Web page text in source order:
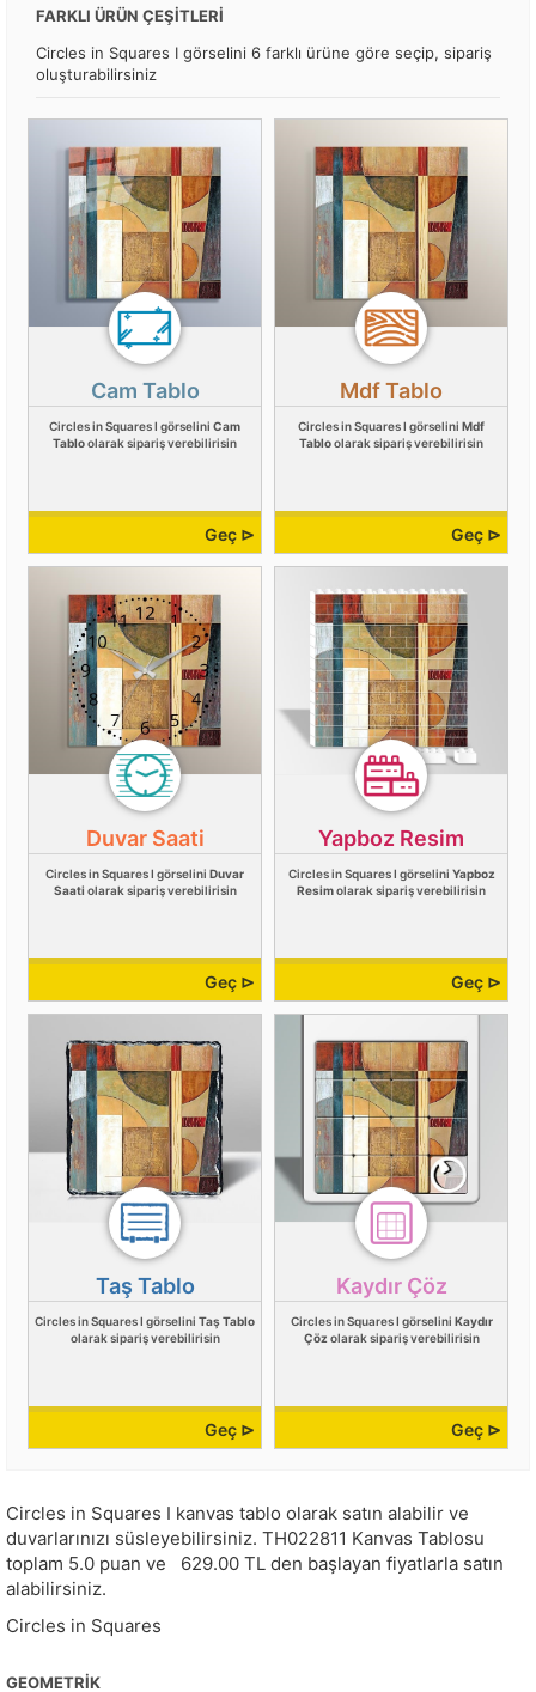
FARKLI ÜRÜN ÇEŞİTLERİ
Circles in Squares I görselini 6 farklı ürüne göre seçip, sipariş
oluşturabilirsiniz
Cam Tablo
Circles in Squares I görselini Cam
Tabloolarak sipariş verebilirisin
Geç ⊳
Mdf Tablo
Circles in Squares I görselini Mdf
Tabloolarak sipariş verebilirisin
Geç ⊳
Duvar Saati
Circles in Squares I görselini Duvar
Saati olarak sipariş verebilirisin
Geç ⊳
Yapboz Resim
Circles in Squares I görselini Yapboz
Resimolarak sipariş verebilirisin
Geç ⊳
Taş Tablo
Circles in Squares I görselini Taş Tablo
olarak sipariş verebilirisin
Geç ⊳
Kaydır Çöz
Circles in Squares I görselini Kaydır
Çöz olarak sipariş verebilirisin
Geç ⊳
Circles in Squares I kanvas tablo olarak satın alabilir ve
duvarlarınızı süsleyebilirsiniz. TH022811 Kanvas Tablosu
toplam 5.0 puan ve 629.00 TL den başlayan fiyatlarla satın
alabilirsiniz.
Circles in Squares
GEOMETRIK